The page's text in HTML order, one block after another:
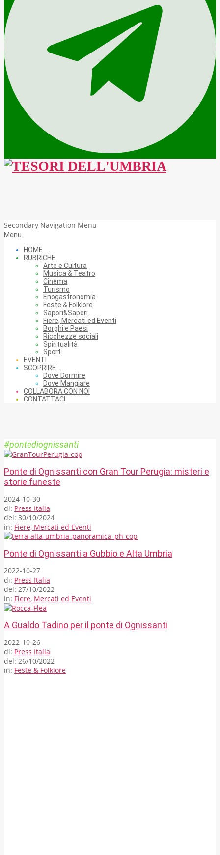
Secondary Navigation Menu
Menu
HOME
RUBRICHE
Arte e Cultura
Musica & Teatro
Cinema
Turismo
Enogastronomia
Feste & Folklore
Sapori&Saperi
Fiere, Mercati ed Eventi
Borghi e Paesi
Ricchezze sociali
Spiritualità
Sport
EVENTI
SCOPRIRE…
Dove Dormire
Dove Mangiare
COLLABORA CON NOI
CONTATTACI
#pontediognissanti
Ponte di Ognissanti con Gran Tour Perugia: misteri e
storie funeste
2024-10-30
di: Press Italia
del: 30/10/2024
in: Fiere, Mercati ed Eventi
Ponte di Ognissanti a Gubbio e Alta Umbria
2022-10-27
di: Press Italia
del: 27/10/2022
in: Fiere, Mercati ed Eventi
A Gualdo Tadino per il ponte di Ognissanti
2022-10-26
di: Press Italia
del: 26/10/2022
in: Feste & Folklore